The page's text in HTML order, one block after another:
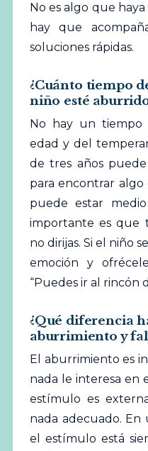
No es algo que
hay que
soluciones rápidas.
¿Cuánto tiempo
niño esté
No hay un tiempo
edad y del
de tres años puede
para encontrar
puede estar
importante es que
no dirijas. Si el niño
emoción y
“Puedes ir al rincón
¿Qué diferencia
aburrimiento y
El aburrimiento es
nada le interesa en
estímulo es
nada adecuado. En
el estímulo está